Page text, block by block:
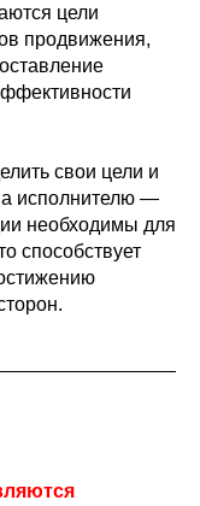
цели
продвижения,
свои цели и
исполнителю —
необходимы для
способствует